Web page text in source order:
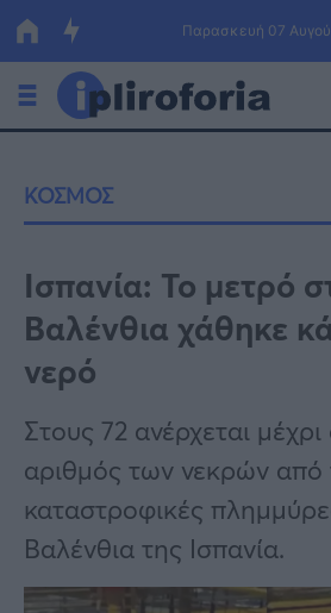
Παρασκευή 07
Οικονομία
Πολιτική
Τράπεζες
Επιδοτήσεις
ΕΣΠΑ
Κόσμος
Lifestyle
Αθλητικά
Υγεία
Γυναίκα
ΚΟΣΜΟΣ
Ισπανία: Το μετρό
Βαλένθια χάθηκε
νερό
Στους 72 ανέρχεται
αριθμός των νεκρών από
καταστροφικές
Βαλένθια της Ισπανία.